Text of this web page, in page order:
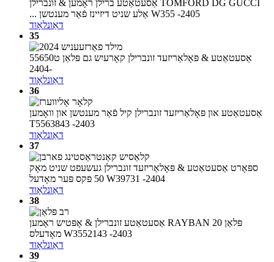
אַסעטאַטע ברילן ראָמען & זונברילן TOMFORD DG GUCCI
... אַלע שניט דיזיינז פֿאַר מענטשן W355 -2405
דאַונלאָוד
35
אַסעטאַטע & פּאָלאַריזעד זונברילן קאָרעיִש גם פּלאַן ט55650
-2404
דאַונלאָוד
36
אַסעטאַטע און פּאָלאַריזעד זונברילן קיל פֿאַר מענטשן און וואָמען
T5563843 -2403
דאַונלאָוד
37
ספּאָרט אַסעטאַטע & פּאָלאַריזעד זונברילן געשעפט שניט מאָק
50 פּקס פּער מאָדעל W39731 -2404
דאַונלאָוד
38
אַסעטאַטע זונברילן & אָפּטיש ראָמען RAYBAN פּלאַן 20
מאָדעלס W3552143 -2403
דאַונלאָוד
39